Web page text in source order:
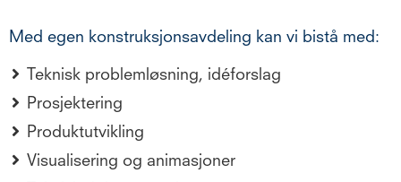
Med egen konstruksjonsavdeling kan vi bistå med:
Teknisk problemløsning, idéforslag
Prosjektering
Produktutvikling
Visualisering og animasjoner